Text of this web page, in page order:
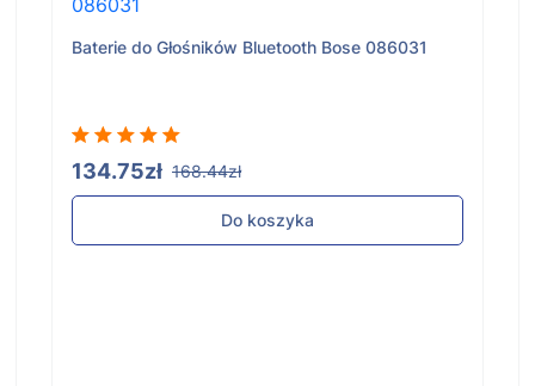
Baterie do Głośników Bluetooth Bose 086031
134.75zł 168.44zł
Do koszyka